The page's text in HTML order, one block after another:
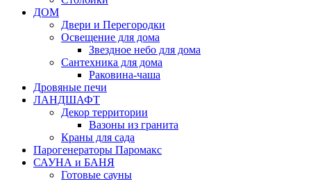
ДОМ
Двери и Перегородки
Освещение для дома
Звездное небо для дома
Сантехника для дома
Раковина-чаша
Дровяные печи
ЛАНДШАФТ
Декор территории
Вазоны из гранита
Краны для сада
Парогенераторы Паромакс
САУНА и БАНЯ
Готовые сауны